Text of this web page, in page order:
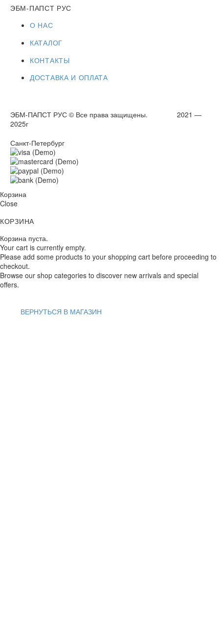
ЭБМ-ПАПСТ РУС
О НАС
КАТАЛОГ
КОНТАКТЫ
ДОСТАВКА И ОПЛАТА
ЭБМ-ПАПСТ РУС © Все права защищены. 2021 —
2025г
Санкт-Петербург
Корзина
Close
КОРЗИНА
Корзина пуста.
Your cart is currently empty.
Please add some products to your shopping cart before proceeding to
checkout.
Browse our shop categories to discover new arrivals and special
offers.
ВЕРНУТЬСЯ В МАГАЗИН